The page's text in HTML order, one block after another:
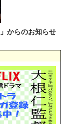
」からのお知らせ